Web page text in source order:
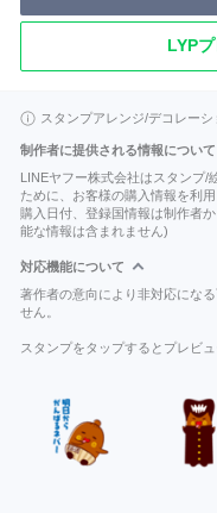
LYP
スタンプアレンジ/デコレー
制作者に提供される情報について
LINEヤフー株式会社はスタンプ/
ために、お客様の購入情報を利用
購入日付、登録国情報は制作者
能な情報は含まれません)
対応機能について
著作者の意向により非対応にな
せん。
スタンプをタップするとプレビュ